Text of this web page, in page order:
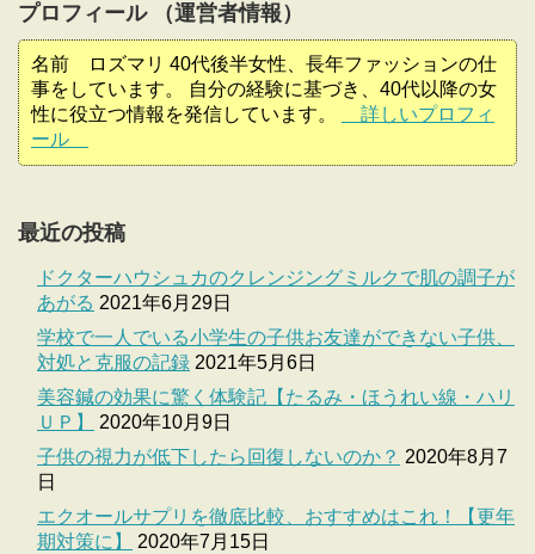
プロフィール （運営者情報）
名前 ロズマリ 40代後半女性、長年ファッションの仕
事をしています。 自分の経験に基づき、40代以降の女
性に役立つ情報を発信しています。
詳しいプロフィ
ール
最近の投稿
ドクターハウシュカのクレンジングミルクで肌の調子が
あがる 2021年6月29日
学校で一人でいる小学生の子供お友達ができない子供、
対処と克服の記録 2021年5月6日
美容鍼の効果に驚く体験記【たるみ・ほうれい線・ハリ
ＵＰ】
2020年10月9日
子供の視力が低下したら回復しないのか？ 2020年8月7
日
エクオールサプリを徹底比較、おすすめはこれ！【更年
期対策に】
2020年7月15日